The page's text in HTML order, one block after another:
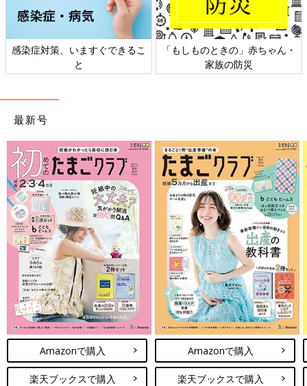
(文：冬白朱)
※記事内の価格はすべて税込み、2022年8月時点のものです。
※記事内容でご紹介している投稿、リンク先は、削除される場合
があります。あらかじめご了承ください。
※記事の内容は記載当時の情報であり、現在と異なる場合があり
感染症対策、いますぐできるこ
と
「もしものときの」赤ちゃん・
家族の防災
最新号
Amazonで購入
楽天ブックスで購入
Amazonで購入
楽天ブックスで購入